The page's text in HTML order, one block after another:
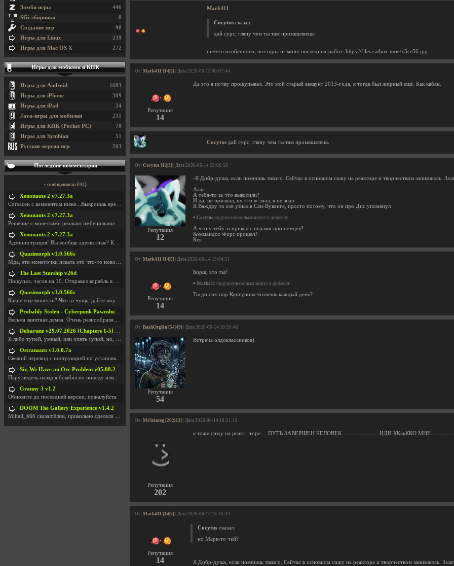
Mark411
Cocytus сказал:
дай сурс, гляну чем ты там промвшляешь
ничего особенного, вот одна из моих последних работ: https://files.catbox.moe/x5ce56.jpg
От: Mark411 [14|5] | Дата 2026-06-15 00:07:44
Репутация
14
Да это я почву прощупывал. Это мой старый аккаунт 2013-года, я тогда был жирный ещё. Как кабан.
Cocytus дай сурс, гляну чем ты там промвшляешь
От: Cocytus [12|3] | Дата 2026-06-14 22:06:58
Репутация
12
-Я Добр-душа, если помнишь такого. Сейчас в основном сижу на реакторе и творчеством занимаюсь.
Аааа
А тебя-то за что выкосили?
И да, не признал, ну кто ж знал, я не знал
Я Важдру то еле узнал в Сан-Вуконге, просто потому, что он про Дис упомянул
• Cocytus подумал несколько минут и добавил:
А что у тебя за прикол с играми про немцев?
Коммандос Форс прошел?
Кек
От: Mark411 [14|5] | Дата 2026-06-14 19:04:21
Репутация
14
Борщ, это ты?
• Mark411 подумал несколько минут и добавил:
Ты до сих пор Кунгурова читаешь каждый день?
От: BashOrgRu [54|49] | Дата 2026-06-14 18:59:46
Репутация
54
Встреча олдоклассников)
От: MrStrateg [202|43] | Дата 2026-06-14 18:51:19
Репутация
202
я тоже сижу на реакт.. торе.... ПУТЬ ЗАВЕРШЕН ЧЕЛОВЕК........................ ИДИ ККккККО
От: Mark411 [14|5] | Дата 2026-06-14 18:43:44
Репутация
14
Cocytus сказал:
но Марк-то чей?
Я Добр-душа, если помнишь такого. Сейчас в основном сижу на реакторе и творчеством занимаюсь.
446
Зомби игры
0
SGi-сборники
98
Создание игр
239
Игры для Linux
272
Игры для Mac OS X
Игры для мобилок и КПК
1683
Игры для Android
309
Игры для iPhone
24
Игры для iPad
231
Java-игры для мобилки
78
Игры для КПК (Pocket PC)
51
Игры для Symbian
563
Русские версии игр
Последние комментарии
+ сообщения из FAQ
Xenonauts 2 v7.27.3a
Согласен с комментом ниже...Выкроишь время чтобы з
Xenonauts 2 v7.27.3a
Решение с монетками реально имбецильное. Как сдела
Xenonauts 2 v7.27.3a
Администрация! Вы вообще адекватные? Какие монетки
Quasimorph v1.0.566s
Мда, эти монеточки искать это что-то новое в сфере
The Last Starship v26d
Пощупал, часов на 10. Отправил корабль в другую Га
Quasimorph v1.0.566s
Какие еще монетки? Что за чущь, дайте нормально ск
Probably Stolen - Cyberpunk Pawnshop Simulator v048c [Playtest]
Весьма занятная демка. Очень разнообразные механик
Deltarune v29.07.2026 [Chapters 1-5] / + RUS [Chapters 1-5]
Я либо тупой, умный, или опять тупой, но, вроде я
Ostranauts v1.0.0.7a
Свежий перевод с инструкцией по установкеhttps://g
Sir, We Have an Orc Problem v05.08.2026
Пару недель назад я бомбил по поводу изменения мин
Granny 3 v1.2
Обновите до последней версии, пожалуйста
DOOM The Gallery Experience v1.4.2
Mihail_666 сказал:Блин, прикольно сделали с монетк